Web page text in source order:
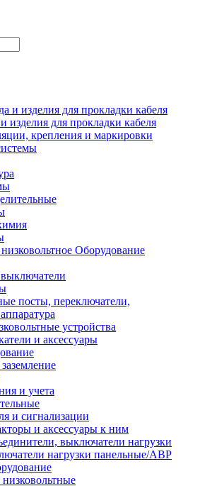
изделия для прокладки кабеля
крепления и маркировки
Оборудование
посты, переключатели,
устройства
и аксессуары
и учета
и сигнализации
и аксессуары к ним
выключатели нагрузки
нагрузки панельные/АВР